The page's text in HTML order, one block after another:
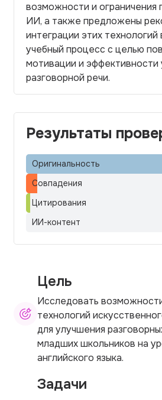
возможности и ограничения
ИИ, а также предложены
интеграции этих
учебный процесс с целью
мотивации и эффективности
разговорной речи.
Результаты
Оригинальность
Совпадения
Цитирования
ИИ-контент
Цель
Исследовать
технологий
для улучшения
младших школьников на
английского языка.
Задачи